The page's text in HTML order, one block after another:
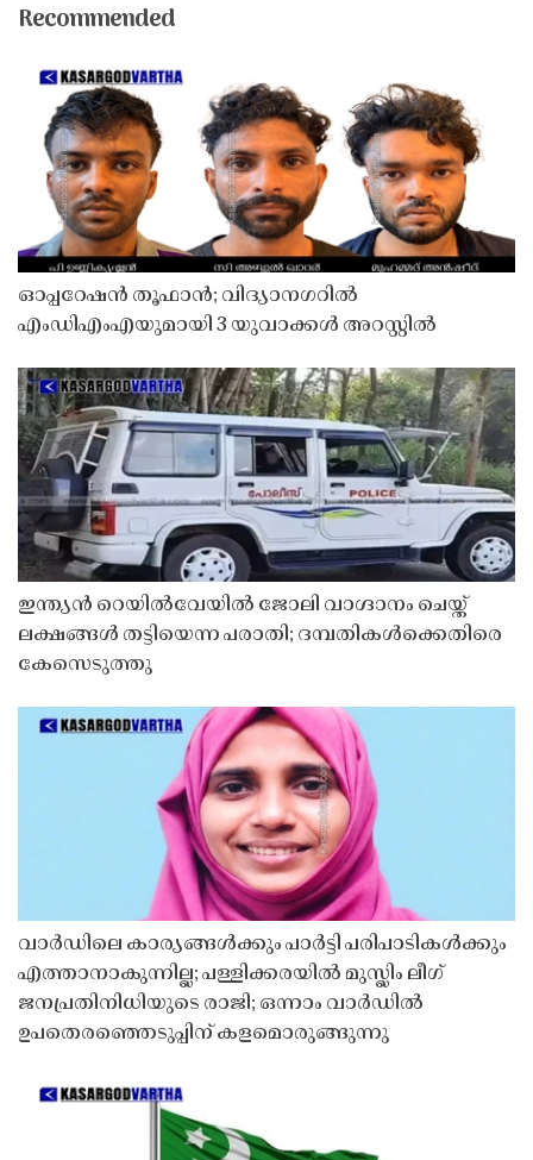
Recommended
ഓപ്പറേഷൻ തൂഫാൻ; വിദ്യാനഗറിൽ
എംഡിഎംഎയുമായി 3 യുവാക്കൾ അറസ്റ്റിൽ
ഇന്ത്യൻ റെയിൽവേയിൽ ജോലി വാഗ്ദാനം ചെയ്ത്
ലക്ഷങ്ങൾ തട്ടിയെന്ന പരാതി; ദമ്പതികൾക്കെതിരെ
കേസെടുത്തു
വാർഡിലെ കാര്യങ്ങൾക്കും പാർട്ടി പരിപാടികൾക്കും
എത്താനാകുന്നില്ല; പള്ളിക്കരയിൽ മുസ്ലിം ലീഗ്
ജനപ്രതിനിധിയുടെ രാജി; ഒന്നാം വാർഡിൽ
ഉപതെരഞ്ഞെടുപ്പിന് കളമൊരുങ്ങുന്നു